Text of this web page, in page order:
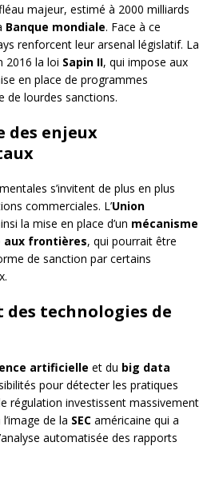
majeur, estimé à 2000 milliards
Banque mondiale. Face à ce
renforcent leur arsenal législatif. La
2016 la loi Sapin II, qui impose aux
en place de programmes
de lourdes sanctions.
des enjeux
s’invitent de plus en plus
commerciales. L’Union
la mise en place d’un mécanisme
aux frontières, qui pourrait être
de sanction par certains
des technologies de
artificielle et du big data
pour détecter les pratiques
régulation investissent massivement
de la SEC américaine qui a
automatisée des rapports